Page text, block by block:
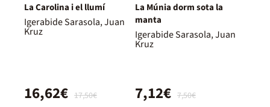
La Carolina i el llumí
Igerabide Sarasola, Juan
Kruz
17,50€
16,62€
La Múnia dorm sota la
manta
Igerabide Sarasola, Juan
Kruz
7,50€
7,12€